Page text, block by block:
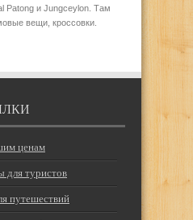
Patong и Jungceylon. Там
вещи, кроссовки.
ценам
для туристов
путешествий